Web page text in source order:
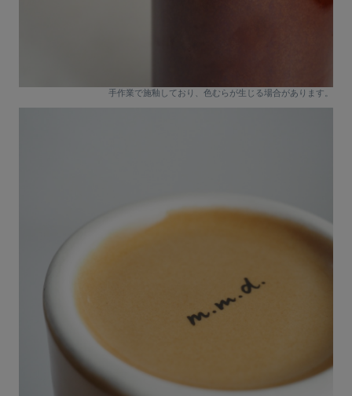
手作業で施釉しており、色むらが生じる場合があります。